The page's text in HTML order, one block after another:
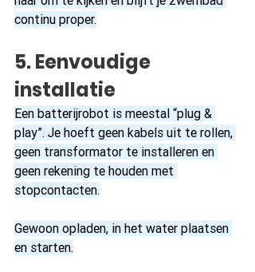
continu proper.
5. Eenvoudige
installatie
Een batterijrobot is meestal “plug &
play”. Je hoeft geen kabels uit te rollen,
geen transformator te installeren en
geen rekening te houden met
stopcontacten.
Gewoon opladen, in het water plaatsen
en starten.